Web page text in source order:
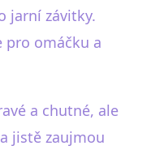
jarní závitky.
pro omáčku a
a chutné, ale
jistě zaujmou